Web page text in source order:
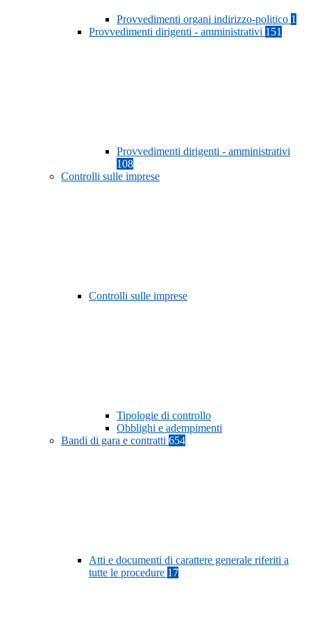
Provvedimenti organi indirizzo-politico 1
Provvedimenti dirigenti - amministrativi 151
Provvedimenti dirigenti - amministrativi
108
Controlli sulle imprese
Controlli sulle imprese
Tipologie di controllo
Obblighi e adempimenti
Bandi di gara e contratti 654
Atti e documenti di carattere generale riferiti a
tutte le procedure 17